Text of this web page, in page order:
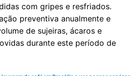
com gripes e resfriados.
preventiva anualmente e
de sujeiras, ácaros e
durante este período de